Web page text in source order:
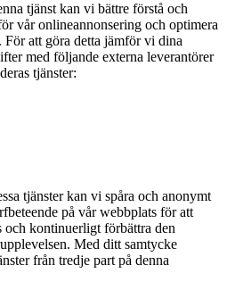
tjänst kan vi bättre förstå och
vår onlineannonsering och optimera
För att göra detta jämför vi dina
med följande externa leverantörer
tjänster:
tjänster kan vi spåra och anonymt
på vår webbplats för att
och kontinuerligt förbättra den
Med ditt samtycke
från tredje part på denna